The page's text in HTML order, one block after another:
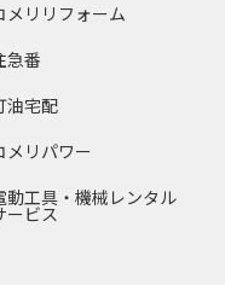
メリリフォーム
急番
油宅配
メリパワー
動工具・機械レンタル
ービス